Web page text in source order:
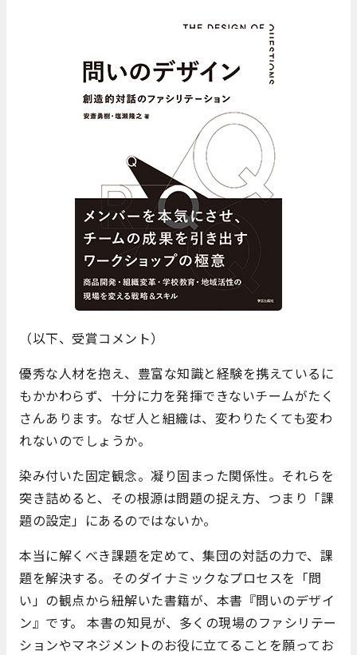
（以下、受賞コメント）
優秀な人材を抱え、豊富な知識と経験を携えているに
もかかわらず、十分に力を発揮できないチームがたく
さんあります。なぜ人と組織は、変わりたくても変わ
れないのでしょうか。
染み付いた固定観念。凝り固まった関係性。それらを
突き詰めると、その根源は問題の捉え方、つまり「課
題の設定」にあるのではないか。
本当に解くべき課題を定めて、集団の対話の力で、課
題を解決する。そのダイナミックなプロセスを「問
い」の観点から紐解いた書籍が、本書『問いのデザイ
ン』です。 本書の知見が、多くの現場のファシリテー
ションやマネジメントのお役に立てることを願ってお